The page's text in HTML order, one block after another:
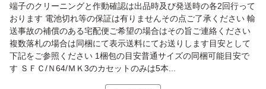
端子のクリーニングと作動確認は出品時及び発送時の各2回行って
おります 電池切れ等の保証は有りませんその点ご了承ください 輸
送事故の補償のある宅配便ご希望の場合はその旨ご連絡ください
複数落札の場合は同梱にて表示送料にてお送りします目安として
下記をご参照ください 1梱包の目安普通サイズの同梱可能目安で
す ＳＦＣ/Ｎ64/ＭＫ3のカセットのみは5本...